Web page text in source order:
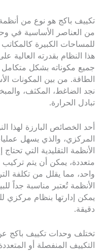
تكييف باكج هو نوع من
من العناصر الأساسية في
للمساحات الكبيرة كالمكاتب
هذا النظام بقدرته العالية
جميع مكوناته بشكل
الطاقة. من بين المكونات
نجد الضاغط، المكثف،
تبادل الحرارة.
أحد الخصائص البارزة لهذا
المركزي، والذي يسهل
الأنظمة التقليدية التي
متعددة، يمكن أن يتم
واحد، مما يقلل من تكلفة
الأنظمة تُعتبر مناسبة جداً
يمكن إدارتها بنظام مركزي
دقيقة.
تختلف وحدات تكييف باكج
التكييف المنفصلة أو